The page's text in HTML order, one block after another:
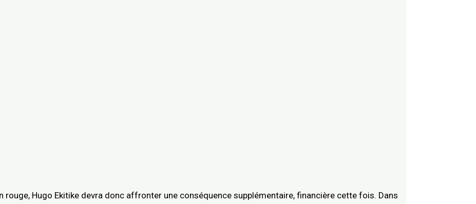
Hugo Ekitike devra donc affronter une conséquence supplémentaire, financière cette fois. Dans